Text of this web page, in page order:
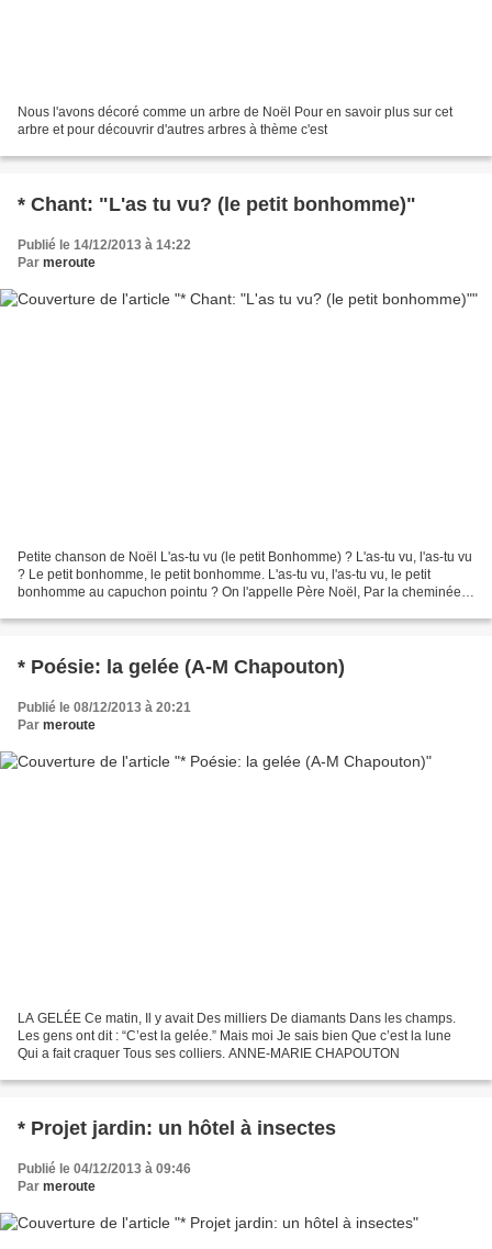
Nous l'avons décoré comme un arbre de Noël Pour en savoir plus sur cet
arbre et pour découvrir d'autres arbres à thème c'est
* Chant: "L'as tu vu? (le petit bonhomme)"
Publié le 14/12/2013 à 14:22
Par meroute
Petite chanson de Noël L'as-tu vu (le petit Bonhomme) ? L'as-tu vu, l'as-tu vu
? Le petit bonhomme, le petit bonhomme. L'as-tu vu, l'as-tu vu, le petit
bonhomme au capuchon pointu ? On l'appelle Père Noël, Par la cheminée,
* Poésie: la gelée (A-M Chapouton)
Publié le 08/12/2013 à 20:21
Par meroute
LA GELÉE Ce matin, Il y avait Des milliers De diamants Dans les champs.
Les gens ont dit : “C’est la gelée.” Mais moi Je sais bien Que c’est la lune
Qui a fait craquer Tous ses colliers. ANNE-MARIE CHAPOUTON
* Projet jardin: un hôtel à insectes
Publié le 04/12/2013 à 09:46
Par meroute